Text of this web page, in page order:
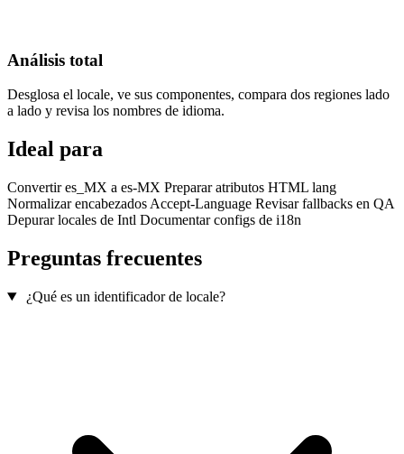
Análisis total
Desglosa el locale, ve sus componentes, compara dos regiones lado
a lado y revisa los nombres de idioma.
Ideal para
Convertir es_MX a es-MX Preparar atributos HTML lang
Normalizar encabezados Accept-Language Revisar fallbacks en QA
Depurar locales de Intl Documentar configs de i18n
Preguntas frecuentes
¿Qué es un identificador de locale?